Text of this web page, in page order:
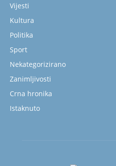
Vijesti
Kultura
Politika
Sport
Nekategorizirano
Zanimljivosti
Crna hronika
Istaknuto